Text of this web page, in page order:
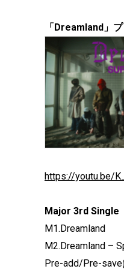
「Dreamland」
https://youtu.be/
Major 3rd Single
M1.Dreamland
M2.Dreamland –
Pre-add/Pre-save